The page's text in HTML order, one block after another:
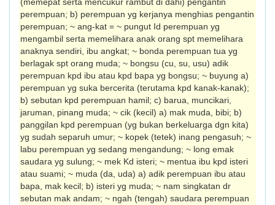
perempuan; b) perempuan yg kerja­nya menghias pengantin
perempuan; ~ ang-kat = ~ pungut Id perempuan yg
mengambil serta memelihara anak orang spt memelihara
anaknya sendiri, ibu angkat; ~ bonda perem­puan tua yg
berlagak spt orang muda; ~ bongsu (cu, su, usu) adik
perempuan kpd ibu atau kpd bapa yg bongsu; ~ buyung a)
perempuan yg suka bercerita (terutama kpd kanak-kanak);
b) sebutan kpd perempuan hamil; c) barua, muncikari,
jaruman, pinang muda; ~ cik (kecil) a) mak muda, bibi; b)
panggilan kpd perem­puan (yg bukan berkeluarga dgn kita)
yg sudah separuh umur; ~ kopek (tetek) inang pengasuh; ~
labu perempuan yg sedang mengandung; ~ long emak
saudara yg sulung; ~ mek Kd isteri; ~ mentua ibu kpd isteri
atau suami; ~ muda (da, uda) a) adik perempuan ibu atau
bapa, mak kecil; b) isteri yg muda; ~ nam singkatan dr
sebutan mak andam; ~ ngah (tengah) sau­dara perempuan